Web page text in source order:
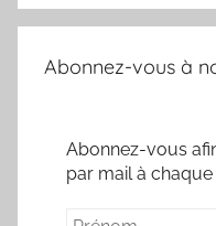
Abonnez-vous à
Abonnez-vous
par mail à